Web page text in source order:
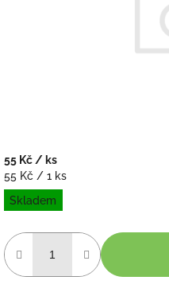
55 Kč / ks
Měrná
cena:
55 Kč / 1 ks
Skladem